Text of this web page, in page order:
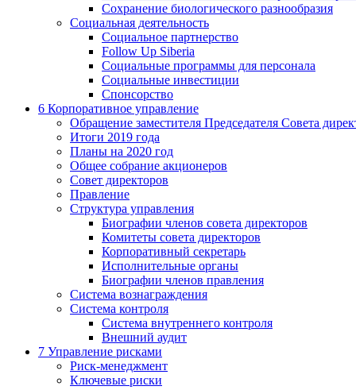
Сохранение биологического разнообразия
Социальная деятельность
Социальное партнерство
Follow Up Siberia
Социальные программы для персонала
Социальные инвестиции
Спонсорство
6 Корпоративное управление
Обращение заместителя Председателя Совета
Итоги 2019 года
Планы на 2020 год
Общее собрание акционеров
Совет директоров
Правление
Структура управления
Биографии членов совета директоров
Комитеты совета директоров
Корпоративный секретарь
Исполнительные органы
Биографии членов правления
Система вознаграждения
Система контроля
Система внутреннего контроля
Внешний аудит
7 Управление рисками
Риск-менеджмент
Ключевые риски